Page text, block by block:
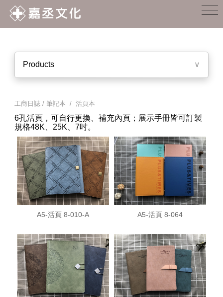
Products ∨
工商日誌 / 筆記本 / 活頁本
6孔活頁，可自行更換、補充內頁；展示手冊皆可訂製
規格48K、25K、7吋。
A5-活頁 8-010-A A5-活頁 8-064